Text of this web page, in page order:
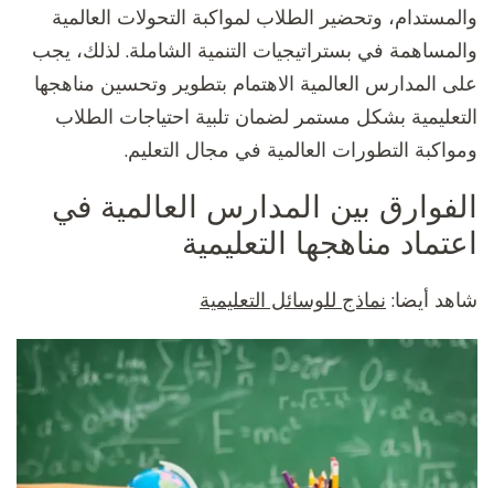
والمستدام، وتحضير الطلاب لمواكبة التحولات العالمية
والمساهمة في بستراتيجيات التنمية الشاملة. لذلك، يجب
على المدارس العالمية الاهتمام بتطوير وتحسين مناهجها
التعليمية بشكل مستمر لضمان تلبية احتياجات الطلاب
ومواكبة التطورات العالمية في مجال التعليم.
الفوارق بين المدارس العالمية في
اعتماد مناهجها التعليمية
شاهد أيضا: نماذج للوسائل التعليمية